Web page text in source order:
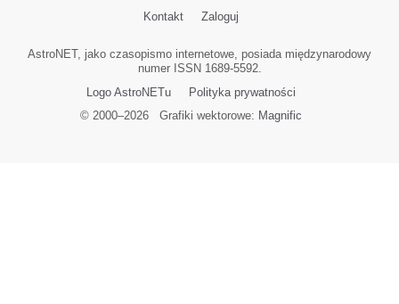
Kontakt
Zaloguj
AstroNET, jako czasopismo internetowe, posiada międzynarodowy
numer ISSN 1689-5592.
Logo AstroNETu
Polityka prywatności
© 2000–2026Grafiki wektorowe: Magnific